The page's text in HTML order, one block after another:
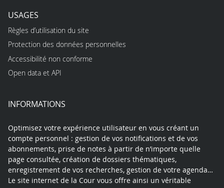
USAGES
Règles d’utilisation du site
Protection des données personnelles
Accessibilité non conforme
Open data et API
INFORMATIONS
Optimisez votre expérience utilisateur en vous créant un
compte personnel : gestion de vos notifications et de vos
abonnements, prise de notes à partir de n’importe quelle
page consultée, création de dossiers thématiques,
enregistrement de vos recherches, gestion de votre agenda…
Le site internet de la Cour vous offre ainsi un véritable